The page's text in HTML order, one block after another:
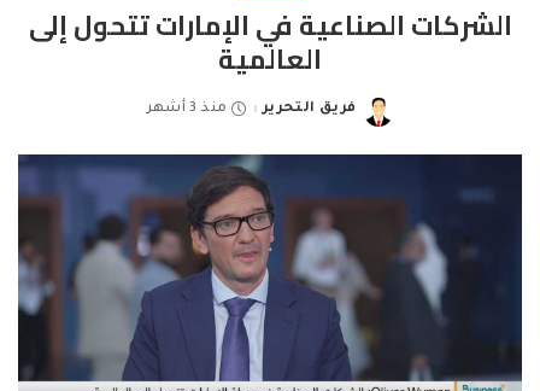
الشركات الصناعية في الإمارات تتحول إلى
العالمية
Posted
فريق التحرير منذ 3 أشهر